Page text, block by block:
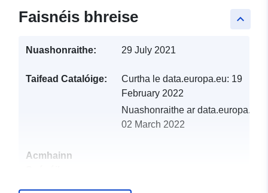
keyboard_arrow_up
Faisnéis bhreise
Nuashonraithe: 29 July 2021
Taifead Catalóige: Curtha le data.europa.eu: 19
February 2022
Nuashonraithe ar data.europa.eu:
02 March 2022
Acmhainn